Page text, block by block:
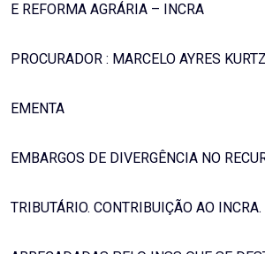
E REFORMA AGRÁRIA – INCRA
PROCURADOR : MARCELO AYRES
EMENTA
EMBARGOS DE DIVERGÊNCIA NO
TRIBUTÁRIO. CONTRIBUIÇÃO AO